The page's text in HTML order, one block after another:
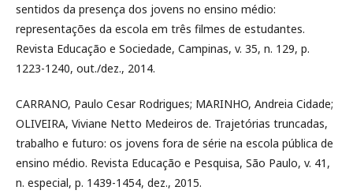
sentidos da presença dos jovens no ensino médio:
representações da escola em três filmes de estudantes.
Revista Educação e Sociedade, Campinas, v. 35, n. 129, p.
1223-1240, out./dez., 2014.
CARRANO, Paulo Cesar Rodrigues; MARINHO, Andreia Cidade;
OLIVEIRA, Viviane Netto Medeiros de. Trajetórias truncadas,
trabalho e futuro: os jovens fora de série na escola pública de
ensino médio. Revista Educação e Pesquisa, São Paulo, v. 41,
n. especial, p. 1439-1454, dez., 2015.